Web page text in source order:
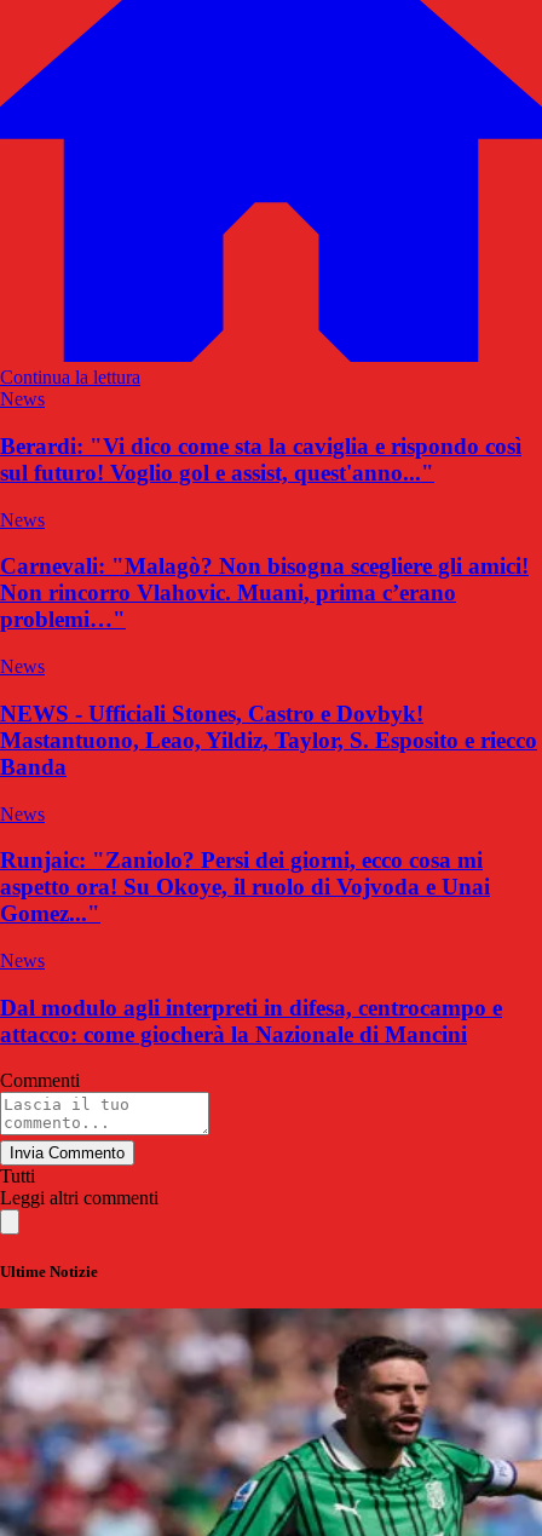
Continua la lettura
News
Berardi: "Vi dico come sta la caviglia e rispondo così
sul futuro! Voglio gol e assist, quest'anno..."
News
Carnevali: "Malagò? Non bisogna scegliere gli amici!
Non rincorro Vlahovic. Muani, prima c’erano
problemi…"
News
NEWS - Ufficiali Stones, Castro e Dovbyk!
Mastantuono, Leao, Yildiz, Taylor, S. Esposito e riecco
Banda
News
Runjaic: "Zaniolo? Persi dei giorni, ecco cosa mi
aspetto ora! Su Okoye, il ruolo di Vojvoda e Unai
Gomez..."
News
Dal modulo agli interpreti in difesa, centrocampo e
attacco: come giocherà la Nazionale di Mancini
Commenti
Invia Commento
Tutti
Leggi altri commenti
Ultime Notizie